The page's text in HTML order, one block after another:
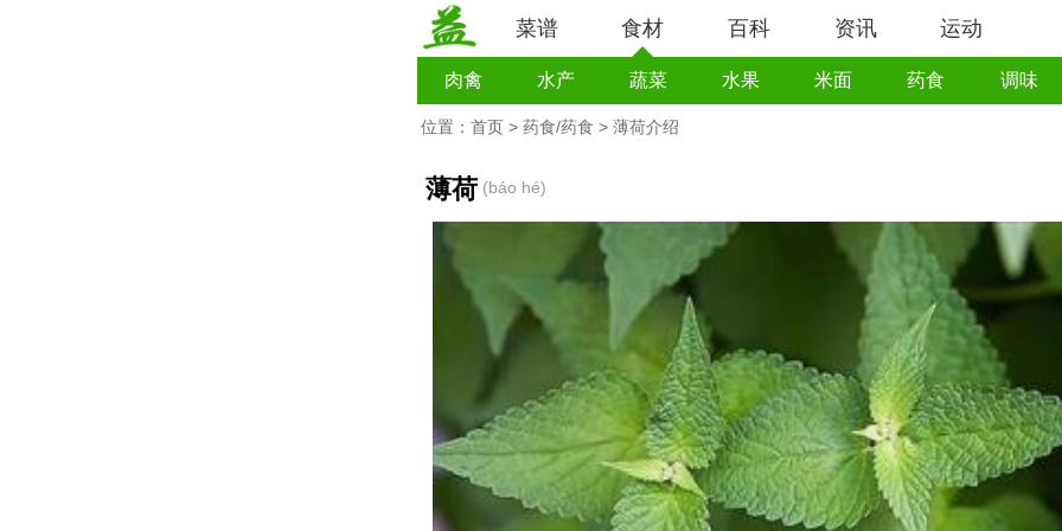
菜谱 食材 百科 资讯 运动
肉禽 水产 蔬菜 水果 米面 药食 调味
位置： 首页 > 药食/药食 > 薄荷介绍
薄荷 (báo hé)